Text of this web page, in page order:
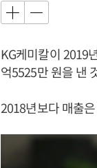
KG케미칼이 2019
억5525만 원을 낸
2018년보다 매출